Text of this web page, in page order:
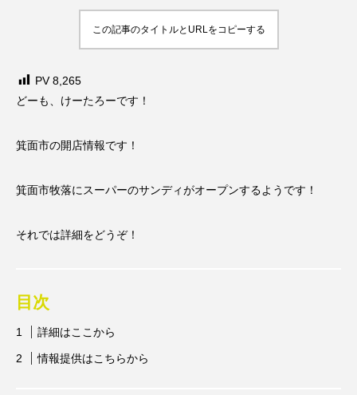
この記事のタイトルとURLをコピーする
PV 8,265
どーも、けーたろーです！
箕面市の開店情報です！
箕面市牧落にスーパーのサンディがオープンするようです！
それでは詳細をどうぞ！
目次
詳細はここから
情報提供はこちらから